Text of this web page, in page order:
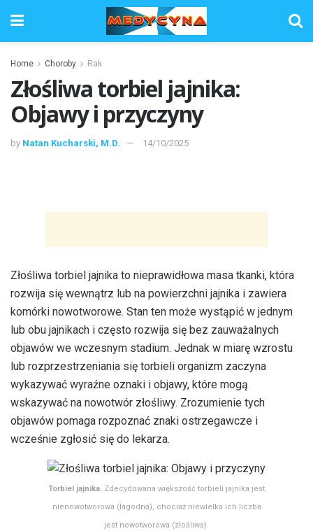
Home Choroby Rak
Złośliwa torbiel jajnika:
Objawy i przyczyny
by Natan Kucharski, M.D. 14/10/2025
Złośliwa torbiel jajnika to nieprawidłowa masa tkanki, która
rozwija się wewnątrz lub na powierzchni jajnika i zawiera
komórki nowotworowe. Stan ten może wystąpić w jednym
lub obu jajnikach i często rozwija się bez zauważalnych
objawów we wczesnym stadium. Jednak w miarę wzrostu
lub rozprzestrzeniania się torbieli organizm zaczyna
wykazywać wyraźne oznaki i objawy, które mogą
wskazywać na nowotwór złośliwy. Zrozumienie tych
objawów pomaga rozpoznać znaki ostrzegawcze i
wcześnie zgłosić się do lekarza.
Torbiel jajnika. Zdecydowana większość torbieli jajnika jest
nienowotworowa (łagodna), chociaż niewielka ich liczba
jest nowotworowa (złośliwa).